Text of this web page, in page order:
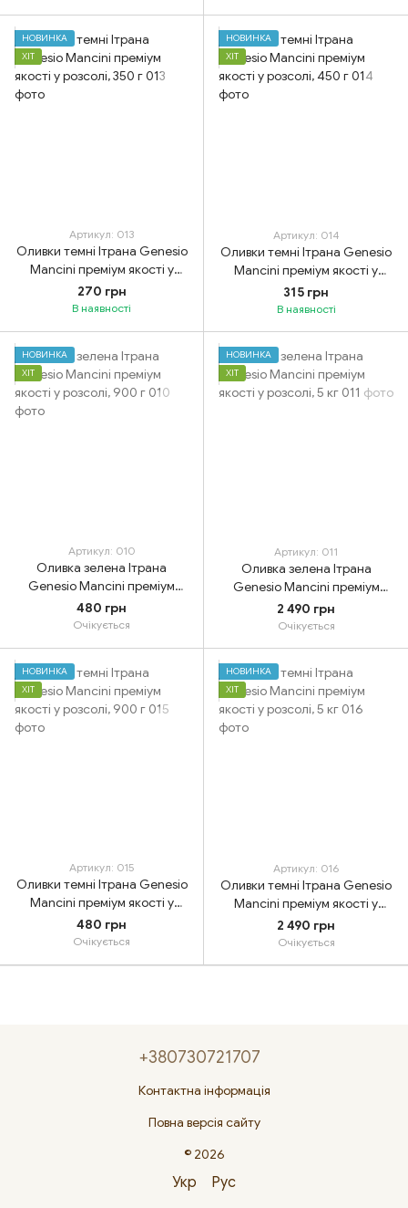
НОВИНКА
ХІТ
Артикул: 013
Оливки темні Ітрана Genesio
Mancini преміум якості у
розсолі, 350 г
270 грн
В наявності
НОВИНКА
ХІТ
Артикул: 014
Оливки темні Ітрана Genesio
Mancini преміум якості у
розсолі, 450 г
315 грн
В наявності
НОВИНКА
ХІТ
Артикул: 010
Оливка зелена Ітрана
Genesio Mancini преміум
якості у розсолі, 900 г
480 грн
Очікується
НОВИНКА
ХІТ
Артикул: 011
Оливка зелена Ітрана
Genesio Mancini преміум
якості у розсолі, 5 кг
2 490 грн
Очікується
НОВИНКА
ХІТ
Артикул: 015
Оливки темні Ітрана Genesio
Mancini преміум якості у
розсолі, 900 г
480 грн
Очікується
НОВИНКА
ХІТ
Артикул: 016
Оливки темні Ітрана Genesio
Mancini преміум якості у
розсолі, 5 кг
2 490 грн
Очікується
+380730721707
Контактна інформація
Повна версія сайту
© 2026
Укр Рус